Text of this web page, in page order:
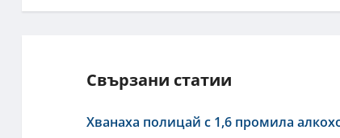
Свързани статии
Хванаха полицай с 1,6 промила